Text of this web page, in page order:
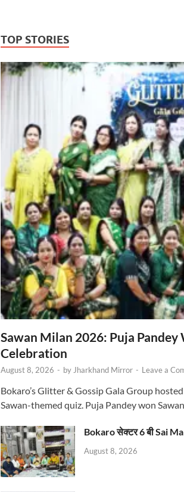
TOP STORIES
Sawan Milan 2026: Puja
Celebration
August 8, 2026 - by Jharkhand Mirror - Leave a
Bokaro’s Glitter & Gossip Gala Group
Sawan-themed quiz. Puja Pandey won
Bokaro सेक्टर 6 बी Sai
August 8, 2026